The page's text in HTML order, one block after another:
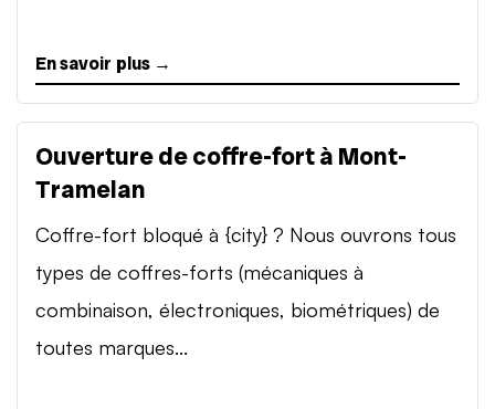
En savoir plus →
Ouverture de coffre-fort à Mont-
Tramelan
Coffre-fort bloqué à {city} ? Nous ouvrons tous
types de coffres-forts (mécaniques à
combinaison, électroniques, biométriques) de
toutes marques...